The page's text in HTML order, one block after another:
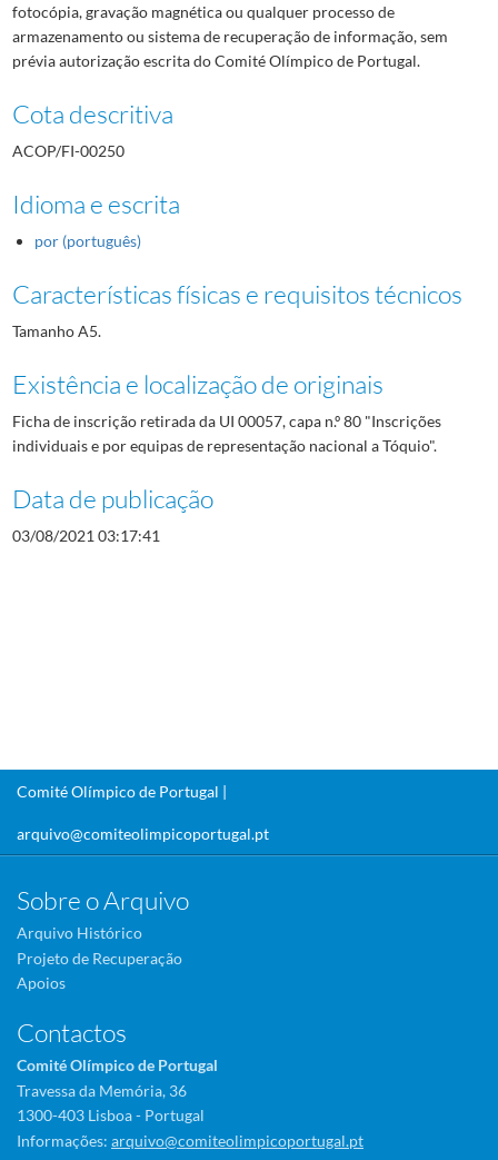
fotocópia, gravação magnética ou qualquer processo de
armazenamento ou sistema de recuperação de informação, sem
prévia autorização escrita do Comité Olímpico de Portugal.
Cota descritiva
ACOP/FI-00250
Idioma e escrita
por (português)
Características físicas e requisitos técnicos
Tamanho A5.
Existência e localização de originais
Ficha de inscrição retirada da UI 00057, capa n.º 80 "Inscrições
individuais e por equipas de representação nacional a Tóquio".
Data de publicação
03/08/2021 03:17:41
Comité Olímpico de Portugal |
arquivo@comiteolimpicoportugal.pt
Sobre o Arquivo
Arquivo Histórico
Projeto de Recuperação
Apoios
Contactos
Comité Olímpico de Portugal
Travessa da Memória, 36
1300-403 Lisboa - Portugal
Informações: arquivo@comiteolimpicoportugal.pt